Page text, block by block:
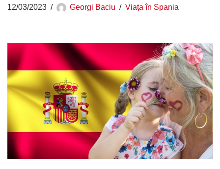
12/03/2023 Georgi Baciu Viața în Spania